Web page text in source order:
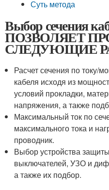
Суть метода
Выбор сечения
ПОЗВОЛЯЕТ
СЛЕДУЮЩИЕ
Расчет сечения по току/
кабеля исходя из
условий прокладки,
напряжения, а также
Максимальный ток по
максимального тока и
проводник.
Выбор устройства
выключателей, УЗО и
а также их подбор.